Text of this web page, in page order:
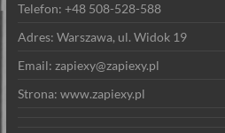
Telefon: +48 508-528-588
Adres: Warszawa, ul. Widok 19
Email: zapiexy@zapiexy.pl
Strona: www.zapiexy.pl